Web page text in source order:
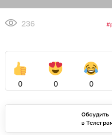
236
0 0 0
Обсудить
в